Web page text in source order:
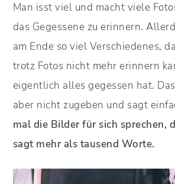
Man isst viel und macht viele
das Gegessene zu erinnern.
am Ende so viel Verschiedenes,
trotz Fotos nicht mehr erinnern
eigentlich alles gegessen hat.
aber nicht zugeben und sagt
mal die Bilder für sich sprechen,
sagt mehr als tausend Worte.